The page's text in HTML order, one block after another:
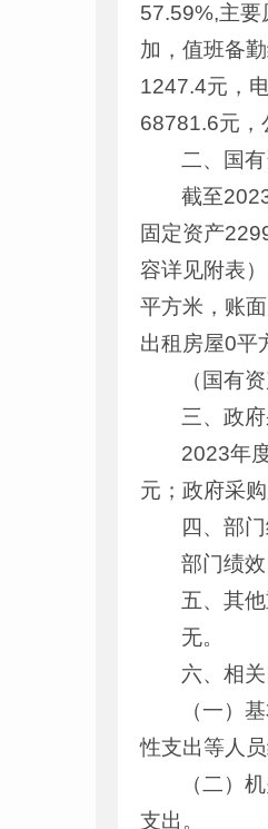
57.59%,主要
加，值班备
1247.4元，
68781.6元，
二、国
截至
固定资产
容详见附表
平方米，账
出租房屋0平
（国有
三、政
2023年
元；政府采
四、部
部门绩
五、其
无。
六、相
（一）
性支出等人
（二）
支出。